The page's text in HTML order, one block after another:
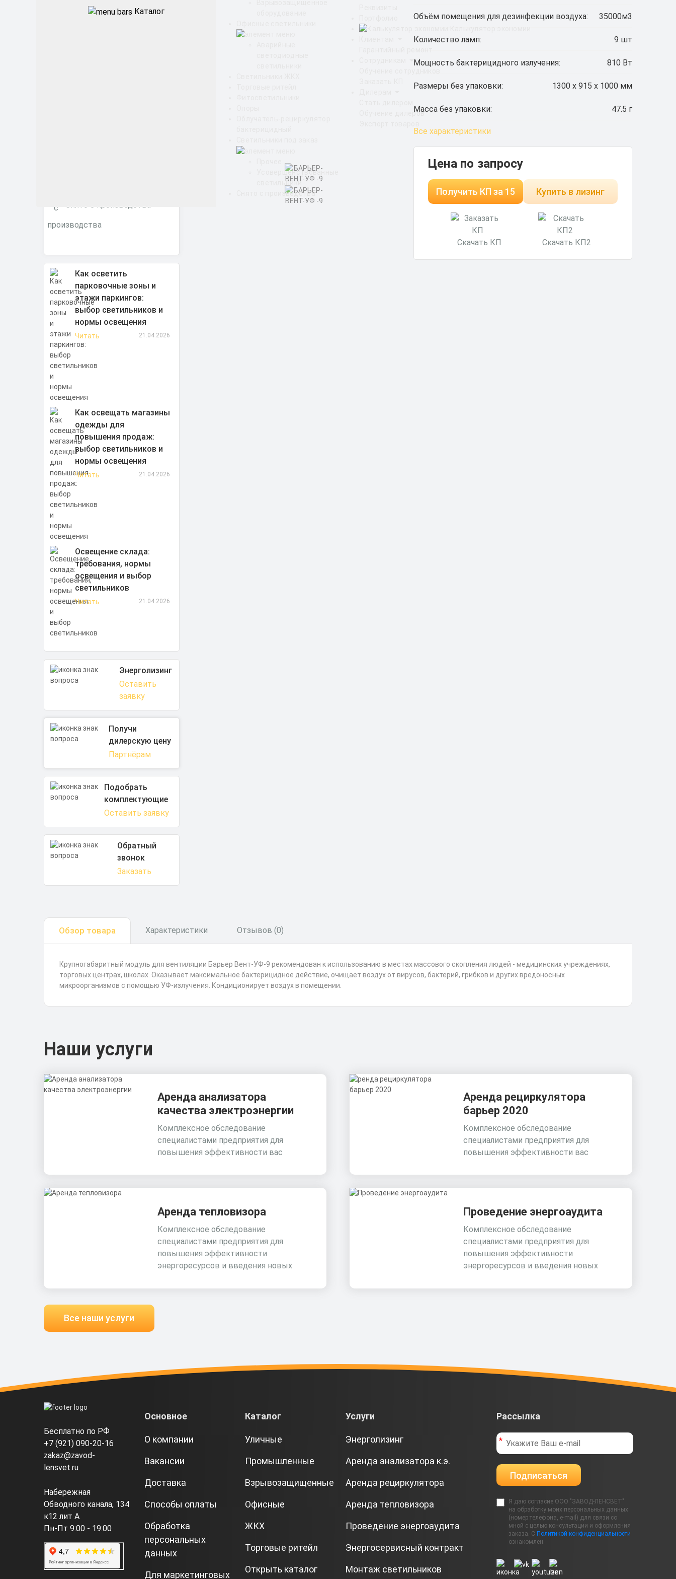
Каталог
Усовершенствованные
светильники
Снято с производства
Обучение дилеров
Снято с производства
Как осветить
парковочные зоны и
этажи паркингов:
выбор светильников и
нормы освещения
Читать 21.04.2026
Как освещать магазины
одежды для
повышения продаж:
выбор светильников и
нормы освещения
Читать 21.04.2026
Освещение склада:
требования, нормы
освещения и выбор
светильников
Читать 21.04.2026
Энерголизинг
Оставить
заявку
Получи
дилерскую цену
Партнёрам
Подобрать
комплектующие
Оставить заявку
Обратный
звонок
Заказать
Объём помещения для дезинфекции воздуха: 35000м3
Количество ламп: 9 шт
Мощность бактерицидного излучения: 810 Вт
Размеры без упаковки: 1300 x 915 x 1000 мм
Масса без упаковки: 47.5 г
Все характеристики
Цена по запросу
Получить КП за 15
минут
Купить в лизинг
Скачать КП Скачать КП2
Обзор товара Характеристики Отзывов (0)
Крупногабаритный модуль для вентиляции Барьер Вент-УФ-9 рекомендован к использованию в местах массового скопления людей - медицинских учреждениях,
торговых центрах, школах. Оказывает максимальное бактерицидное действие, очищает воздух от вирусов, бактерий, грибков и других вредоносных
микроорганизмов с помощью УФ-излучения. Кондиционирует воздух в помещении.
Наши услуги
Аренда анализатора
качества электроэнергии
Комплексное обследование
специалистами предприятия для
повышения эффективности вас
Аренда рециркулятора
барьер 2020
Комплексное обследование
специалистами предприятия для
повышения эффективности вас
Аренда тепловизора
Комплексное обследование
специалистами предприятия для
повышения эффективности
энергоресурсов и введения новых
Проведение энергоаудита
Комплексное обследование
специалистами предприятия для
повышения эффективности
энергоресурсов и введения новых
Все наши услуги
Бесплатно по РФ
+7 (921) 090-20-16
zakaz@zavod-
lensvet.ru
Набережная
Обводного канала, 134
к12 лит А
Пн-Пт 9:00 - 19:00
Основное
О компании
Вакансии
Доставка
Способы оплаты
Обработка
персональных
данных
Для маркетинговых
Каталог
Уличные
Промышленные
Взрывозащищенные
Офисные
ЖКХ
Торговые ритейл
Открыть каталог
Услуги
Энерголизинг
Аренда анализатора к.э.
Аренда рециркулятора
Аренда тепловизора
Проведение энергоаудита
Энергосервисный контракт
Монтаж светильников
Рассылка
Подписаться
Я даю согласие ООО "ЗАВОД-ЛЕНСВЕТ"
на обработку моих персональных данных
(номер телефона, e-mail) для связи со
мной с целью консультации и оформления
заказа. С Политикой конфиденциальности
ознакомлен.